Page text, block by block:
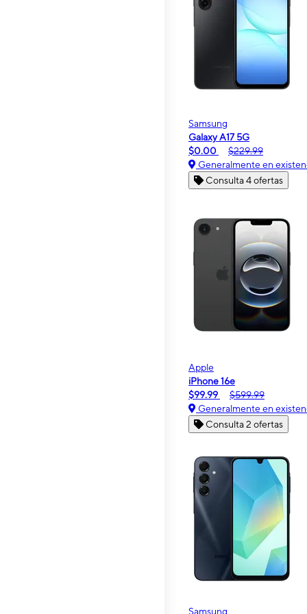
Samsung
Galaxy A17 5G
$0.00
$229.99
Generalmente en
Consulta 4 ofertas
Apple
iPhone 16e
$99.99
$599.99
Generalmente en
Consulta 2 ofertas
Samsung